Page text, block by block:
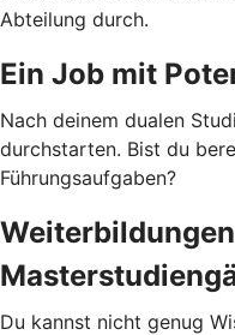
Abteilung durch.
Ein Job mit
Nach deinem dualen
durchstarten. Bist du
Führungsaufgaben?
Du kannst nicht genug